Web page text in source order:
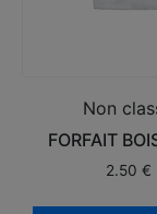
Non
FORFAIT
2.50 €